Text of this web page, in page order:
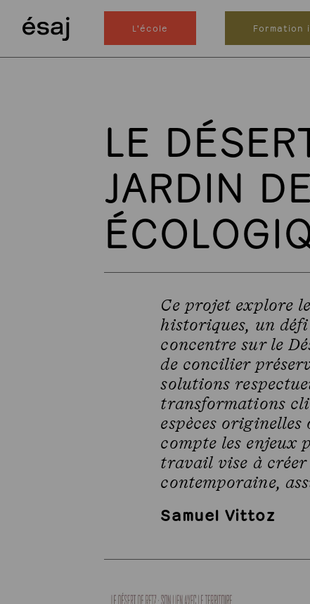
L'école Formation
LE
JARDIN
Ce projet explore
historiques, un
concentre sur le
de concilier
solutions
transformations
espèces
compte les enjeux
travail vise à
contemporaine,
Samuel Vittoz